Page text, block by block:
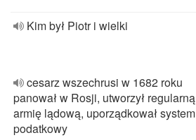
Kim był Piotr i wielki
cesarz wszechrusi w 1682 roku
panował w Rosji, utworzył regularną
armię lądową, uporządkował system
podatkowy